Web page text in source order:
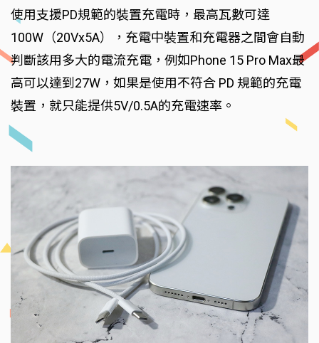
使用支援PD規範的裝置充電時，最高瓦數可達
100W（20Vx5A），充電中裝置和充電器之間會自動
判斷該用多大的電流充電，例如Phone 15 Pro Max最
高可以達到27W，如果是使用不符合 PD 規範的充電
裝置，就只能提供5V/0.5A的充電速率。